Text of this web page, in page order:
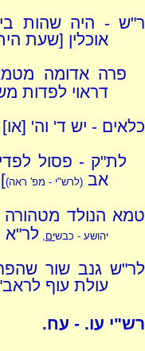
ר"ש - היה שהות
אוכלין [שעת
פרה אדומה
דראוי לפדות
כלאים - יש ד' וה'
לת"ק - פסול
אב(לרש"י - מפ' ראה)
טמא הנולד
יהושע - כבשים ,לר"א
לר"ש גנב שור
עולת עוף
רש"י עו. - עח.